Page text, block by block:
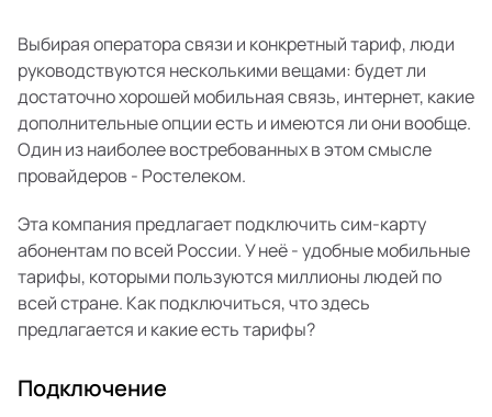
Выбирая оператора связи и конкретный тариф, люди
руководствуются несколькими вещами: будет ли
достаточно хорошей мобильная связь, интернет, какие
дополнительные опции есть и имеются ли они вообще.
Один из наиболее востребованных в этом смысле
провайдеров - Ростелеком.
Эта компания предлагает подключить сим-карту
абонентам по всей России. У неё - удобные мобильные
тарифы, которыми пользуются миллионы людей по
всей стране. Как подключиться, что здесь
предлагается и какие есть тарифы?
Подключение